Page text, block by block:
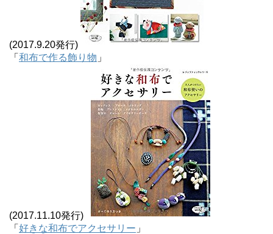
(2017.9.20発行)
「 和布で作る飾り物 」
(2017.11.10発行)
「 好きな和布でアクセサリー 」